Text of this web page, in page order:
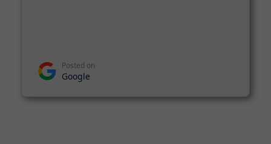
Posted on
Google